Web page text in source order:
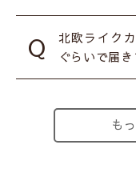
北欧ライク
ぐらいで届
も